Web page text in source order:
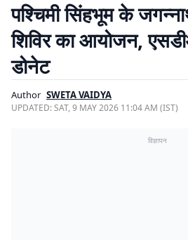
पश्चिमी सिंहभूम के
शिविर का आयोजन,
डोनेट
Author SWETA VAIDYA
UPDATED:SAT, 9 MAY 2026 11:04 AM (IST)
विज्ञापन